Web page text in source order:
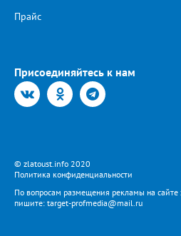
Прайс
Присоединяйтесь к нам
© zlatoust.info 2020
Политика конфиденциальности
По вопросам размещения рекламы на
пишите: target-profmedia@mail.ru